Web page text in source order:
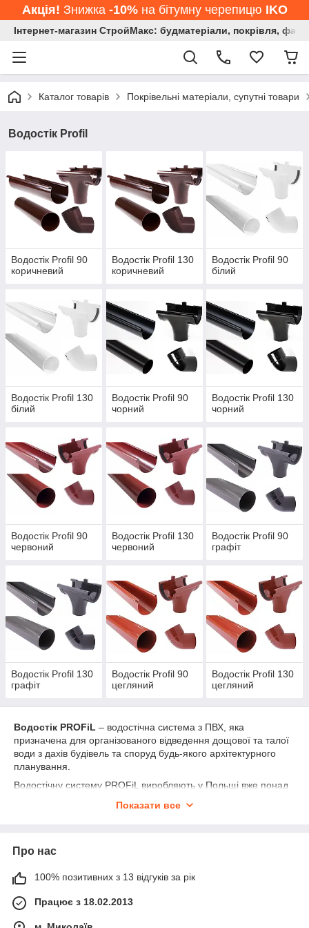
Акція! Знижка -10%на бітумну черепицю IKO
Інтернет-магазин СтройМакс: будматеріали, покрівля,
Каталог товарів Покрівельні матеріали, супутні товари
Водостік Profil
Водостік Profil 90
коричневий
Водостік Profil 130
коричневий
Водостік Profil 90
білий
Водостік Profil 130
білий
Водостік Profil 90
чорний
Водостік Profil 130
чорний
Водостік Profil 90
червоний
Водостік Profil 130
червоний
Водостік Profil 90
графіт
Водостік Profil 130
графіт
Водостік Profil 90
цегляний
Водостік Profil 130
цегляний
Водостік PROFiL – водостічна система з ПВХ, яка
призначена для організованого відведення дощової та талої
води з дахів будівель та споруд будь-якого архітектурного
планування.
Водостічну систему PROFiL виробляють у Польщі вже понад
будучи найпопулярнішим водостоком.
всієї системи. Водостоки PROFiL виробляють із матеріалу
до деформацій при зміні температури та високих
навантаженнях.
Показати все
Про нас
100% позитивних з 13 відгуків за рік
Працює з 18.02.2013